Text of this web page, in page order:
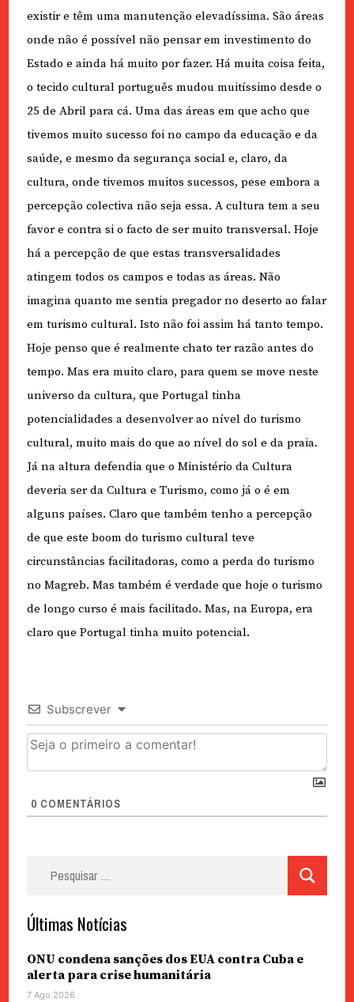
existir e têm uma manutenção elevadíssima. São áreas
onde não é possível não pensar em investimento do
Estado e ainda há muito por fazer. Há muita coisa feita,
o tecido cultural português mudou muitíssimo desde o
25 de Abril para cá. Uma das áreas em que acho que
tivemos muito sucesso foi no campo da educação e da
saúde, e mesmo da segurança social e, claro, da
cultura, onde tivemos muitos sucessos, pese embora a
percepção colectiva não seja essa. A cultura tem a seu
favor e contra si o facto de ser muito transversal. Hoje
há a percepção de que estas transversalidades
atingem todos os campos e todas as áreas. Não
imagina quanto me sentia pregador no deserto ao falar
em turismo cultural. Isto não foi assim há tanto tempo.
Hoje penso que é realmente chato ter razão antes do
tempo. Mas era muito claro, para quem se move neste
universo da cultura, que Portugal tinha
potencialidades a desenvolver ao nível do turismo
cultural, muito mais do que ao nível do sol e da praia.
Já na altura defendia que o Ministério da Cultura
deveria ser da Cultura e Turismo, como já o é em
alguns países. Claro que também tenho a percepção
de que este boom do turismo cultural teve
circunstâncias facilitadoras, como a perda do turismo
no Magreb. Mas também é verdade que hoje o turismo
de longo curso é mais facilitado. Mas, na Europa, era
claro que Portugal tinha muito potencial.
Subscrever
0 COMENTÁRIOS
Últimas Notícias
ONU condena sanções dos EUA contra Cuba e
alerta para crise humanitária
7 Ago 2026